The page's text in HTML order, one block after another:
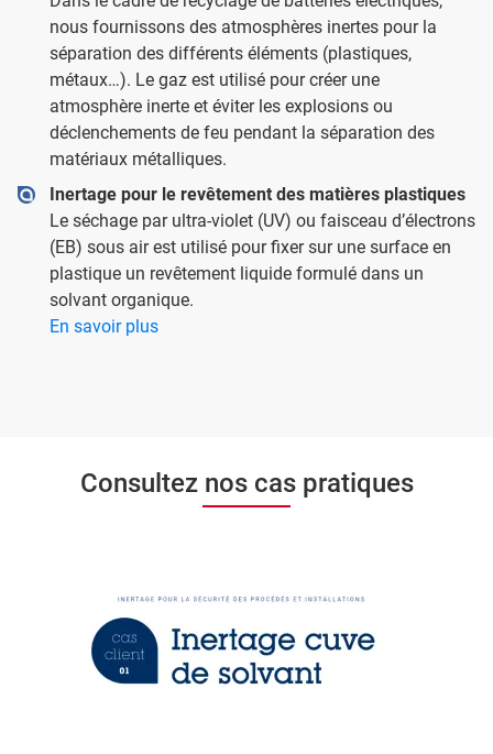
nous fournissons des atmosphères inertes pour la
séparation des différents éléments (plastiques,
métaux…). Le gaz est utilisé pour créer une
atmosphère inerte et éviter les explosions ou
déclenchements de feu pendant la séparation des
matériaux métalliques.
Inertage pour le revêtement des matières plastiques
Le séchage par ultra-violet (UV) ou faisceau d’électrons
(EB) sous air est utilisé pour fixer sur une surface en
plastique un revêtement liquide formulé dans un
solvant organique.
En savoir plus
Consultez nos cas pratiques